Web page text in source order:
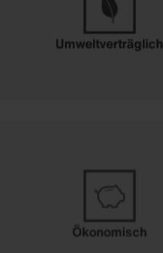
Umweltverträglich
Ökonomisch